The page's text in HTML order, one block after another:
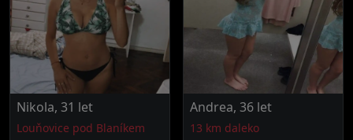
Nikola, 31 let
Louňovice pod Blaníkem
Andrea, 36 let
13 km daleko